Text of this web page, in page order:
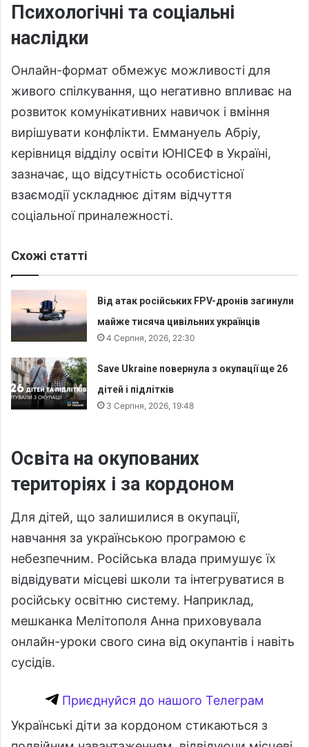
Психологічні та соціальні
наслідки
Онлайн-формат обмежує можливості для
живого спілкування, що негативно впливає на
розвиток комунікативних навичок і вміння
вирішувати конфлікти. Еммануель Абріу,
керівниця відділу освіти ЮНІСЕФ в Україні,
зазначає, що відсутність особистісної
взаємодії ускладнює дітям відчуття
соціальної приналежності.
Схожі статті
Від атак російських FPV-дронів загинули
майже тисяча цивільних українців
4 Серпня, 2026, 22:30
Save Ukraine повернула з окупації ще 26
дітей і підлітків
3 Серпня, 2026, 19:48
Освіта на окупованих
територіях і за кордоном
Для дітей, що залишилися в окупації,
навчання за українською програмою є
небезпечним. Російська влада примушує їх
відвідувати місцеві школи та інтегруватися в
російську освітню систему. Наприклад,
мешканка Мелітополя Анна приховувала
онлайн-уроки свого сина від окупантів і навіть
сусідів.
Приєднуйся до нашого Телеграм
Українські діти за кордоном стикаються з